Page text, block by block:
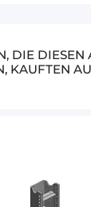
DIE DIESEN
KAUFTEN